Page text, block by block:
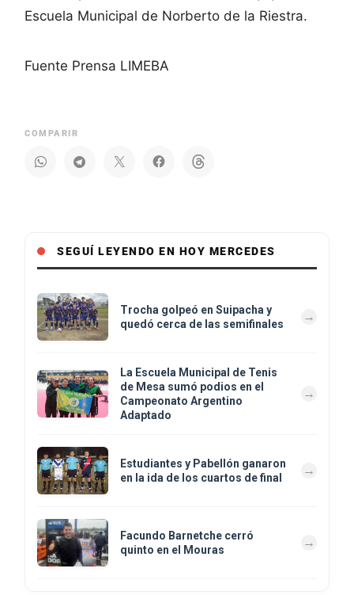
Escuela Municipal de Norberto de la Riestra.
Fuente Prensa LIMEBA
COMPARIR
SEGUÍ LEYENDO EN HOY MERCEDES
Trocha golpeó en Suipacha y
quedó cerca de las semifinales
La Escuela Municipal de Tenis
de Mesa sumó podios en el
Campeonato Argentino
Adaptado
Estudiantes y Pabellón ganaron
en la ida de los cuartos de final
Facundo Barnetche cerró
quinto en el Mouras